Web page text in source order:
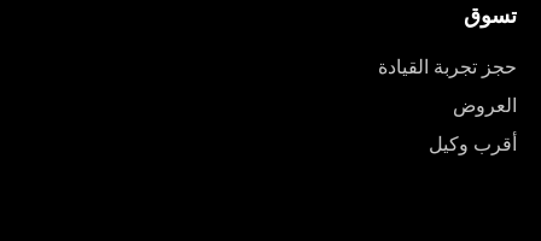
تسوق
حجز تجربة القيادة
العروض
أقرب وكيل